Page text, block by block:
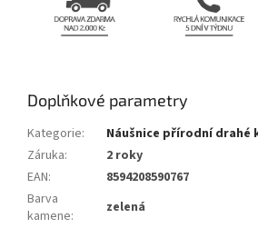
Doplňkové parametry
Kategorie:
Náušnice přírodní drahé
Záruka:
2 roky
EAN:
8594208590767
Barva
kamene:
zelená